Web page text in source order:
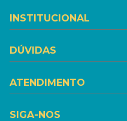
INSTITUCIONAL
DÚVIDAS
ATENDIMENTO
SIGA-NOS